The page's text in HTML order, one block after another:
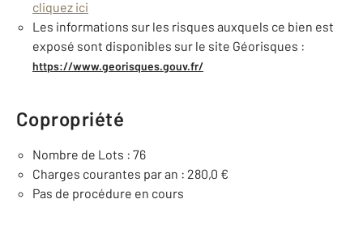
cliquez ici
Les informations sur les risques auxquels ce bien est
exposé sont disponibles sur le site Géorisques :
https://www.georisques.gouv.fr/
Copropriété
Nombre de Lots : 76
Charges courantes par an : 280,0 €
Pas de procédure en cours